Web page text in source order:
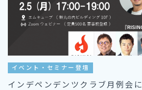
イベント・セミナー登壇
インデペンデンツクラブ月例会